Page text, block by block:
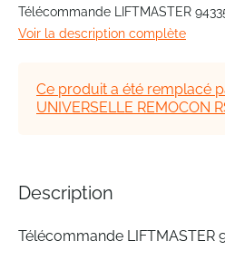
to
the
beginning
images
gallery
Télécommande LIFTMASTER
Voir la description complète
Ce produit a été remplacé
UNIVERSELLE REMOCON
Description
Télécommande LIFTMASTER